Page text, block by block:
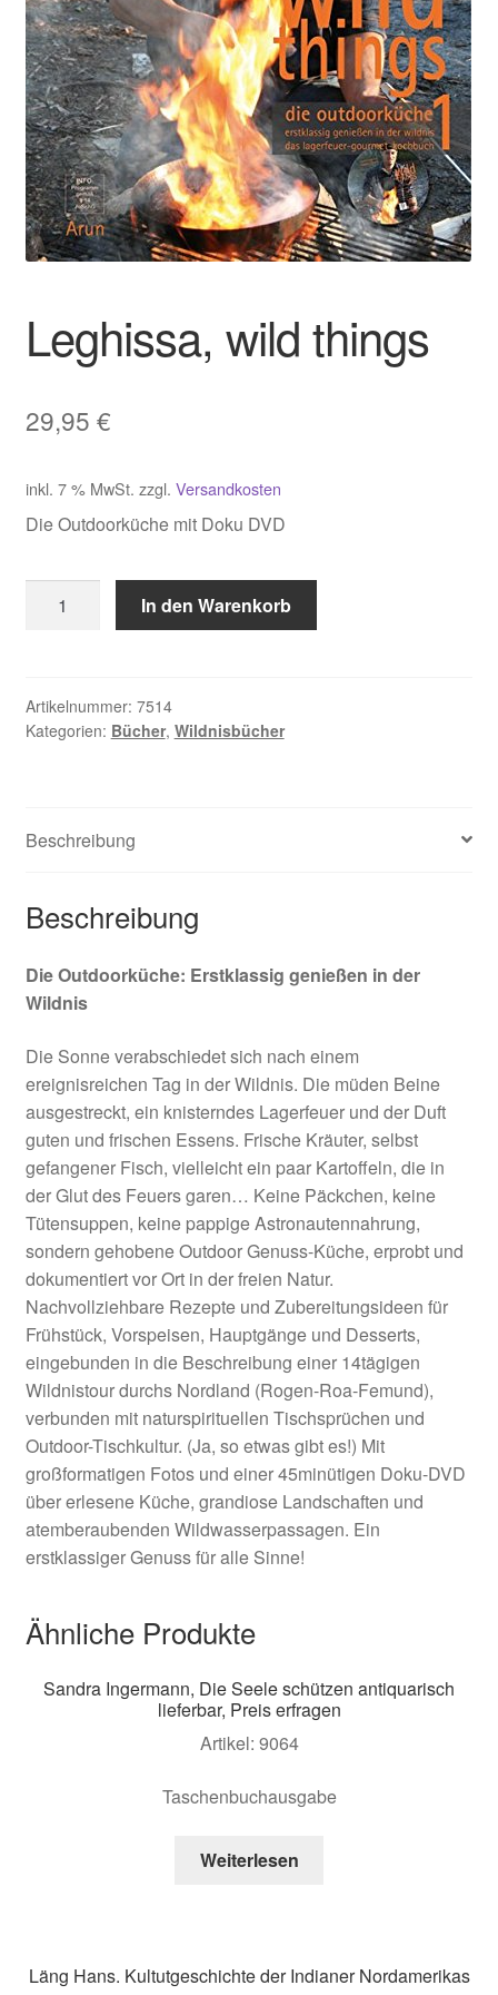
Leghissa, wild things
29,95 €
inkl. 7 % MwSt. zzgl. Versandkosten
Die Outdoorküche mit Doku DVD
In den Warenkorb
Artikelnummer: 7514
Kategorien: Bücher, Wildnisbücher
Beschreibung
Beschreibung
Die Outdoorküche: Erstklassig genießen in der
Wildnis
Die Sonne verabschiedet sich nach einem
ereignisreichen Tag in der Wildnis. Die müden Beine
ausgestreckt, ein knisterndes Lagerfeuer und der Duft
guten und frischen Essens. Frische Kräuter, selbst
gefangener Fisch, vielleicht ein paar Kartoffeln, die in
der Glut des Feuers garen… Keine Päckchen, keine
Tütensuppen, keine pappige Astronautennahrung,
sondern gehobene Outdoor Genuss-Küche, erprobt und
dokumentiert vor Ort in der freien Natur.
Nachvollziehbare Rezepte und Zubereitungsideen für
Frühstück, Vorspeisen, Hauptgänge und Desserts,
eingebunden in die Beschreibung einer 14tägigen
Wildnistour durchs Nordland (Rogen-Roa-Femund),
verbunden mit naturspirituellen Tischsprüchen und
Outdoor-Tischkultur. (Ja, so etwas gibt es!) Mit
großformatigen Fotos und einer 45minütigen Doku-DVD
über erlesene Küche, grandiose Landschaften und
atemberaubenden Wildwasserpassagen. Ein
erstklassiger Genuss für alle Sinne!
Ähnliche Produkte
Sandra Ingermann, Die Seele schützen antiquarisch
lieferbar, Preis erfragen
Artikel: 9064
Taschenbuchausgabe
Weiterlesen
Läng Hans. Kultutgeschichte der Indianer Nordamerikas